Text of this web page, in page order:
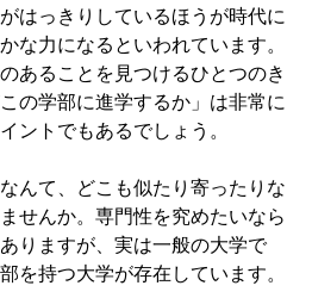
はっきりしているほうが時代に
な力になるといわれています。
あることを見つけるひとつのき
の学部に進学するか」は非常に
ントでもあるでしょう。
んて、どこも似たり寄ったりな
せんか。専門性を究めたいなら
りますが、実は一般の大学で
を持つ大学が存在しています。